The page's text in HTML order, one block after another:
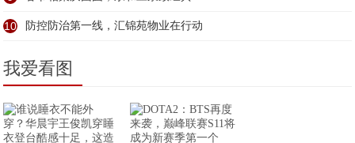
10 防控防治第一线，汇锦苑物业在行动
我爱看图